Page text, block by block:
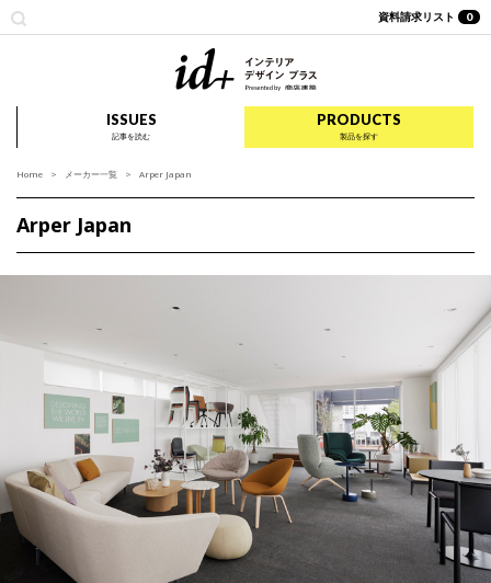
資料請求リスト 0
ISSUES
記事を読む
PRODUCTS
製品を探す
Home メーカー一覧 Arper Japan
Arper Japan